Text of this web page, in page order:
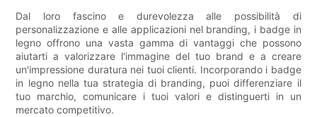
Dal loro fascino e durevolezza alle possibilità di
personalizzazione e alle applicazioni nel branding, i badge in
legno offrono una vasta gamma di vantaggi che possono
aiutarti a valorizzare l'immagine del tuo brand e a creare
un'impressione duratura nei tuoi clienti. Incorporando i badge
in legno nella tua strategia di branding, puoi differenziare il
tuo marchio, comunicare i tuoi valori e distinguerti in un
mercato competitivo.